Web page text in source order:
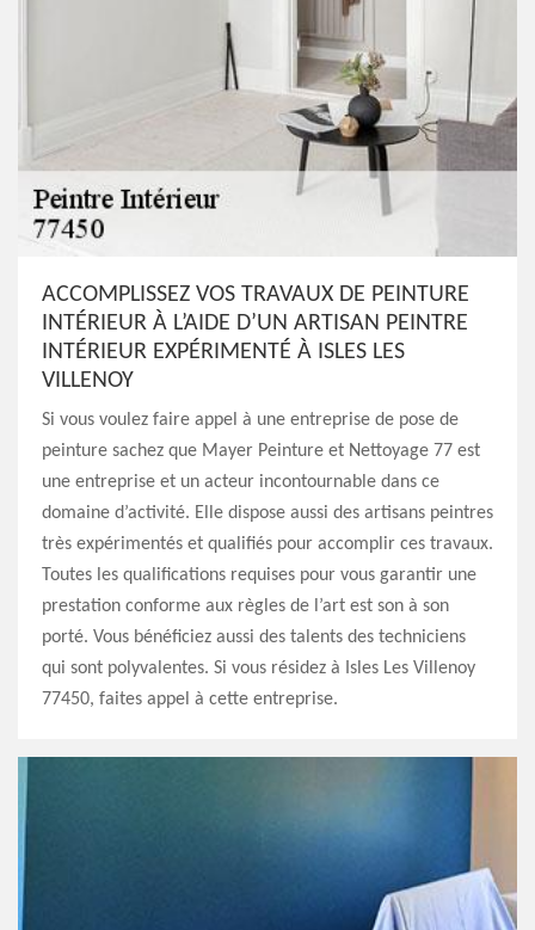
ACCOMPLISSEZ VOS TRAVAUX DE PEINTURE
INTÉRIEUR À L’AIDE D’UN ARTISAN PEINTRE
INTÉRIEUR EXPÉRIMENTÉ À ISLES LES
VILLENOY
Si vous voulez faire appel à une entreprise de pose de
peinture sachez que Mayer Peinture et Nettoyage 77 est
une entreprise et un acteur incontournable dans ce
domaine d’activité. Elle dispose aussi des artisans peintres
très expérimentés et qualifiés pour accomplir ces travaux.
Toutes les qualifications requises pour vous garantir une
prestation conforme aux règles de l’art est son à son
porté. Vous bénéficiez aussi des talents des techniciens
qui sont polyvalentes. Si vous résidez à Isles Les Villenoy
77450, faites appel à cette entreprise.